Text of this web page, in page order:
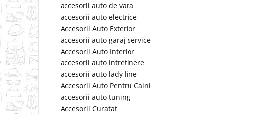
accesorii auto de vara
accesorii auto electrice
Accesorii Auto Exterior
accesorii auto garaj service
Accesorii Auto Interior
accesorii auto intretinere
accesorii auto lady line
Accesorii Auto Pentru Caini
accesorii auto tuning
Accesorii Curatat